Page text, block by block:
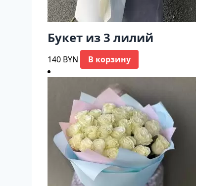
Букет из 3 лилий
140 BYN В корзину